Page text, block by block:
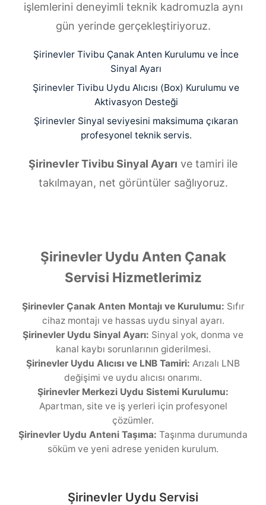
işlemlerini deneyimli teknik kadromuzla aynı
gün yerinde gerçekleştiriyoruz.
Şirinevler Tivibu Çanak Anten Kurulumu ve İnce
Sinyal Ayarı
Şirinevler Tivibu Uydu Alıcısı (Box) Kurulumu ve
Aktivasyon Desteği
Şirinevler Sinyal seviyesini maksimuma çıkaran
profesyonel teknik servis.
Şirinevler Tivibu Sinyal Ayarı ve tamiri ile
takılmayan, net görüntüler sağlıyoruz.
Şirinevler Uydu Anten Çanak
Servisi Hizmetlerimiz
Şirinevler Çanak Anten Montajı ve Kurulumu: Sıfır
cihaz montajı ve hassas uydu sinyal ayarı.
Şirinevler Uydu Sinyal Ayarı: Sinyal yok, donma ve
kanal kaybı sorunlarının giderilmesi.
Şirinevler Uydu Alıcısı ve LNB Tamiri: Arızalı LNB
değişimi ve uydu alıcısı onarımı.
Şirinevler Merkezi Uydu Sistemi Kurulumu:
Apartman, site ve iş yerleri için profesyonel
çözümler.
Şirinevler Uydu Anteni Taşıma: Taşınma durumunda
söküm ve yeni adrese yeniden kurulum.
Şirinevler Uydu Servisi